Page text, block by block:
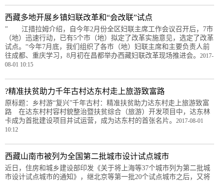
西藏多地开展乡镇妇联改革和“会改联”试点
” 江措拉姆介绍，自今年2月份全区妇联主席工作会议召开后，7市
（地）迅速行动，已有5个市（地）拟定了改革实施意见，选定了改革
试点。“今年7月底，我们组织了各市（地）妇联主席和主要负责人前
往成都、重庆学习，8月初在昌都举办西藏妇联改革现场推进会。 2017-
08-01 10:15
?精准扶贫助力千年古村达东村走上旅游致富路
原标题：乡村游“复兴”千年古村：精准扶贫助力达东村走上旅游致富
路 在达东村村容村貌整治暨扶贫综合（旅游）开发项目中，达东林
卡成为首批建设项目并试运营，成为达东村的首张名片。 2017-08-01
10:12
西藏山南市被列为全国第二批城市设计试点城市
近日，住房和城乡建设部印发《关于将上海等37个城市列为第二批城
市设计试点城市的通知》，继北京等第一批20个试点城市之后，又将